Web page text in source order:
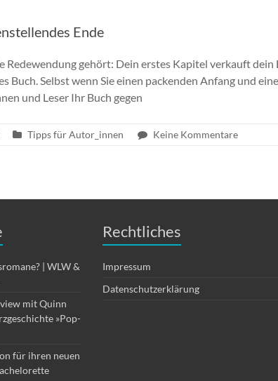
Ende
Redewendung gehört: Dein erstes Kapitel verkauft dein
Buch. Selbst wenn Sie einen packenden Anfang und
und Leser Ihr Buch gegen
Tipps für Autor_innen Keine Kommentare
| WLW &
mit Quinn
»Pop-
für ihren neuen
Rechtliches
Impressum
Datenschutzerklärung